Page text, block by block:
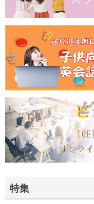
特集